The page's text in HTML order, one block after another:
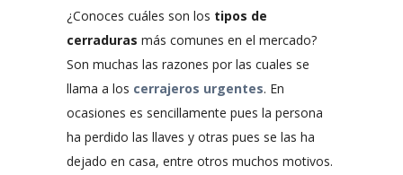
¿Conoces cuáles son los tipos de
cerraduras más comunes en el mercado?
Son muchas las razones por las cuales se
llama a los cerrajeros urgentes. En
ocasiones es sencillamente pues la persona
ha perdido las llaves y otras pues se las ha
dejado en casa, entre otros muchos motivos.